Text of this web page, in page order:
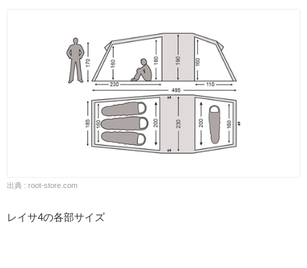
出典 : root-store.com
レイサ4の各部サイズ